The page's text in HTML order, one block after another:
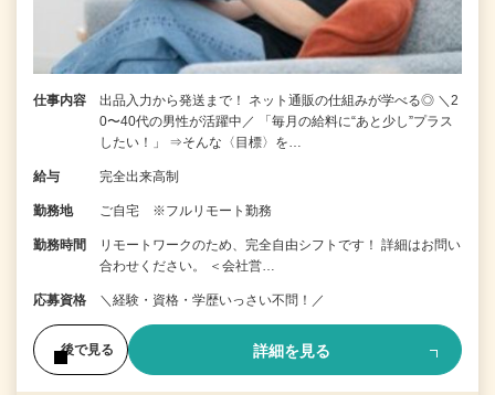
仕事内容
出品入力から発送まで！ ネット通販の仕組みが学べる◎ ＼2
0〜40代の男性が活躍中／ 「毎月の給料に“あと少し”プラス
したい！」 ⇒そんな〈目標〉を…
給与 完全出来高制
勤務地 ご自宅 ※フルリモート勤務
勤務時間
リモートワークのため、完全自由シフトです！ 詳細はお問い
合わせください。 ＜会社営…
応募資格 ＼経験・資格・学歴いっさい不問！／
後で見る 詳細を見る